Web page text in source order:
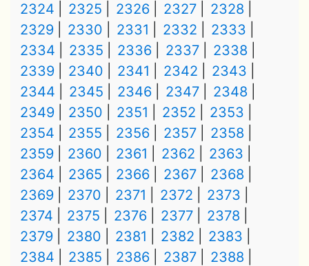
2324
2325 2326 2327
2328
2329
2330 2331 2332
2333
2334
2335 2336 2337
2338
2339
2340 2341 2342
2343
2344
2345 2346 2347
2348
2349
2350 2351 2352
2353
2354
2355 2356 2357
2358
2359
2360 2361 2362
2363
2364
2365 2366 2367
2368
2369
2370 2371 2372
2373
2374
2375 2376 2377
2378
2379
2380 2381 2382
2383
2384
2385 2386 2387
2388